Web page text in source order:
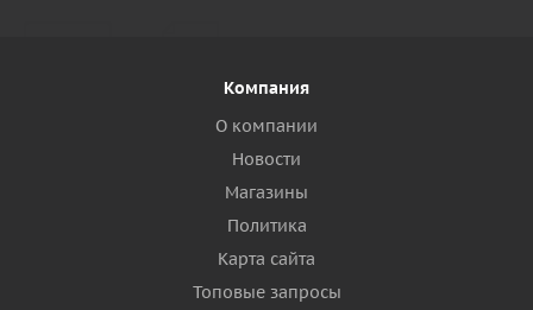
Компания
О компании
Новости
Магазины
Политика
Карта сайта
Топовые запросы